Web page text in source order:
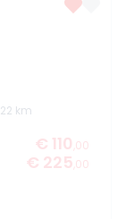
22 km
€ 110 ,00
€ 225 ,00